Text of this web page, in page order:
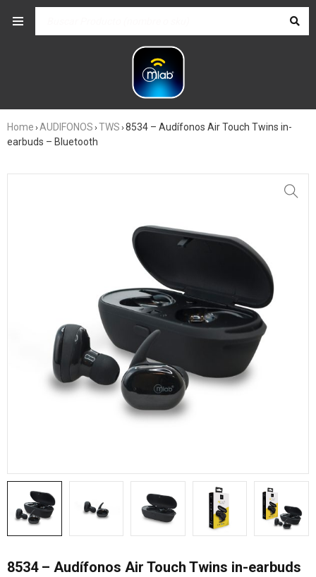
Home ›AUDIFONOS ›TWS ›8534 – Audífonos Air Touch Twins in-
earbuds – Bluetooth
8534 – Audífonos Air Touch Twins in-earbuds